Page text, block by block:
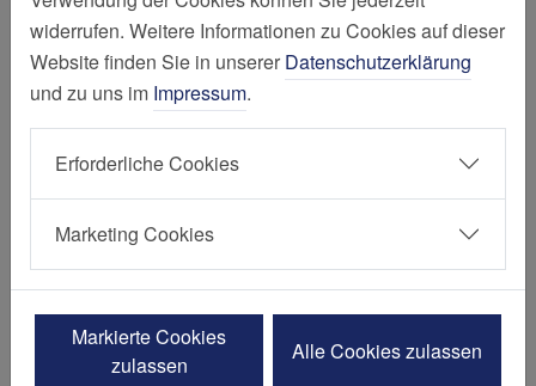
Willkommen in unserer spezialisierten
Endometriose-Sprechstunde. Endometriose ist
eine häufige, aber oft erst spät erkannte
Erkrankung, bei der sich
Gebärmutterschleimhaut-ähnliches Gewebe
außerhalb der Gebärmutter ansiedelt. Sie
betrifft 5 bis 15 Prozent der Frauen im
reproduktionsfähigen Alter. Dies kann zu
starken Regelschmerzen, chronischen
widerrufen. Weitere Informationen zu Cookies auf dieser
Website finden Sie in unserer Datenschutzerklärung
und zu uns im Impressum.
Erforderliche Cookies
Marketing Cookies
Markierte Cookies
zulassen
Alle Cookies zulassen